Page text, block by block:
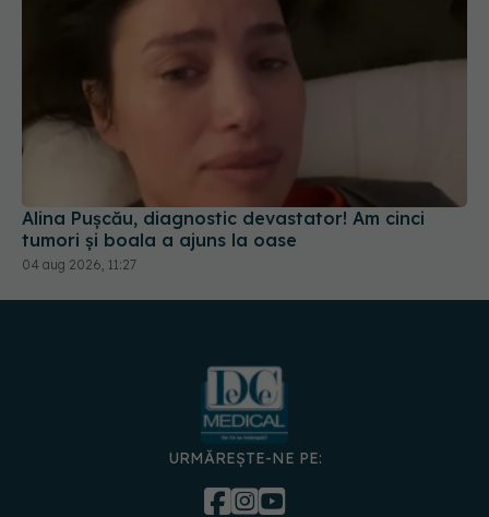
Alina Pușcău, diagnostic devastator! Am cinci
tumori și boala a ajuns la oase
04 aug 2026, 11:27
URMĂREȘTE-NE PE: